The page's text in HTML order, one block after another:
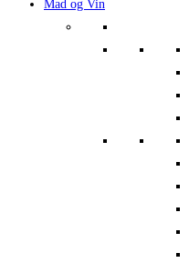
Mad og Vin